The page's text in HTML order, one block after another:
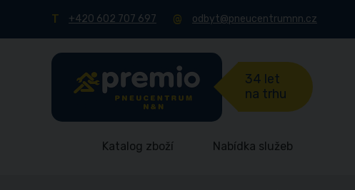
+420 602 707 697 odbyt@pneucentrumnn.cz
34 let
na trhu
Katalog zboží Nabídka služeb